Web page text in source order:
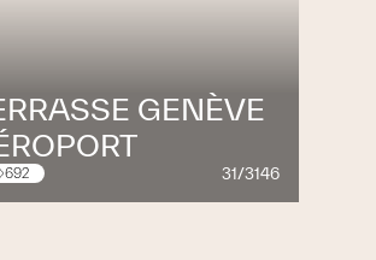
GENÈVE
692 31/3146